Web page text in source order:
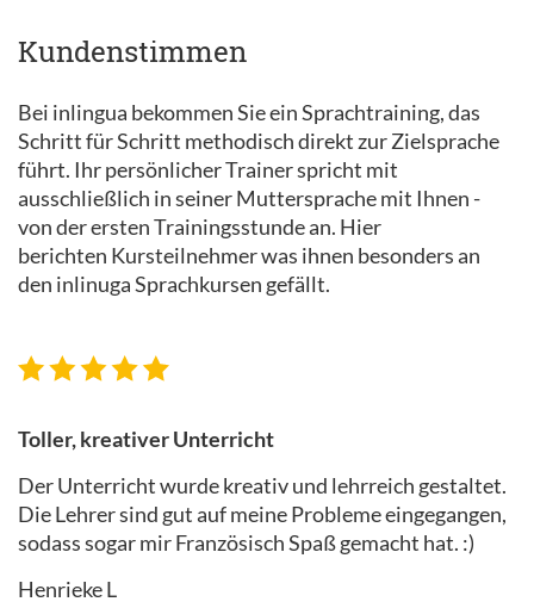
Kundenstimmen
Bei inlingua bekommen Sie ein Sprachtraining, das
Schritt für Schritt methodisch direkt zur Zielsprache
führt. Ihr persönlicher Trainer spricht mit
ausschließlich in seiner Muttersprache mit Ihnen -
von der ersten Trainingsstunde an. Hier
berichten Kursteilnehmer was ihnen besonders an
den inlinuga Sprachkursen gefällt.
Toller, kreativer Unterricht
Der Unterricht wurde kreativ und lehrreich gestaltet.
Die Lehrer sind gut auf meine Probleme eingegangen,
sodass sogar mir Französisch Spaß gemacht hat. :)
Henrieke L